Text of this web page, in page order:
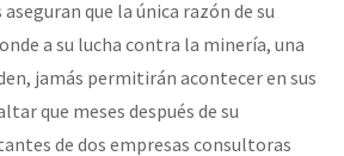
que la única razón de su
a su lucha contra la minería, una
jamás permitirán acontecer en sus
que meses después de su
de dos empresas consultoras